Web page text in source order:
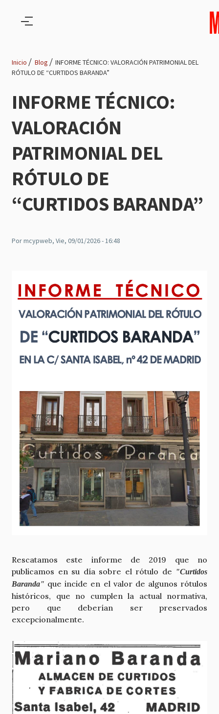
de
navegación
Inicio Blog
INFORME TÉCNICO: VALORACIÓN PATRIMONIAL DEL
RÓTULO DE “CURTIDOS BARANDA”
INFORME TÉCNICO:
VALORACIÓN
PATRIMONIAL DEL
RÓTULO DE
“CURTIDOS BARANDA”
Pormcypweb, Vie, 09/01/2026 - 16:48
Rescatamos este informe de 2019 que no
publicamos en su día sobre el rótulo de "Curtidos
Baranda" que incide en el valor de algunos rótulos
históricos, que no cumplen la actual normativa,
pero que deberían ser preservados
excepcionalmente.